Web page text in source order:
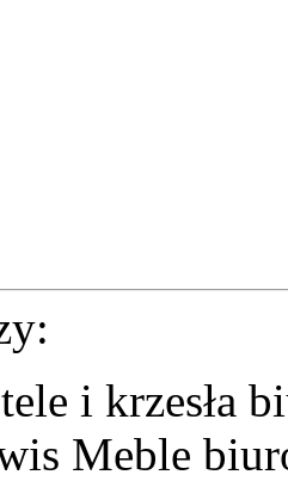
i krzesła
Meble